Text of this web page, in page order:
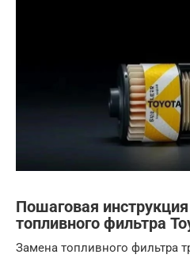
Пошаговая
топливного фильтра
Замена топливного фильтра